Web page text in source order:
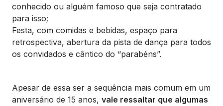
conhecido ou alguém famoso que seja contratado
para isso;
Festa, com comidas e bebidas, espaço para
retrospectiva, abertura da pista de dança para todos
os convidados e cântico do “parabéns”.
Apesar de essa ser a sequência mais comum em um
aniversário de 15 anos, vale ressaltar que algumas